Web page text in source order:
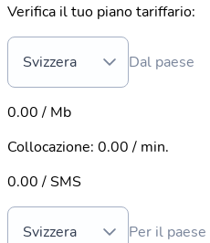
Verifica il tuo piano tariffario:
Svizzera Dal paese
0.00 / Mb
Collocazione: 0.00 / min.
0.00 / SMS
Svizzera
Per il paese